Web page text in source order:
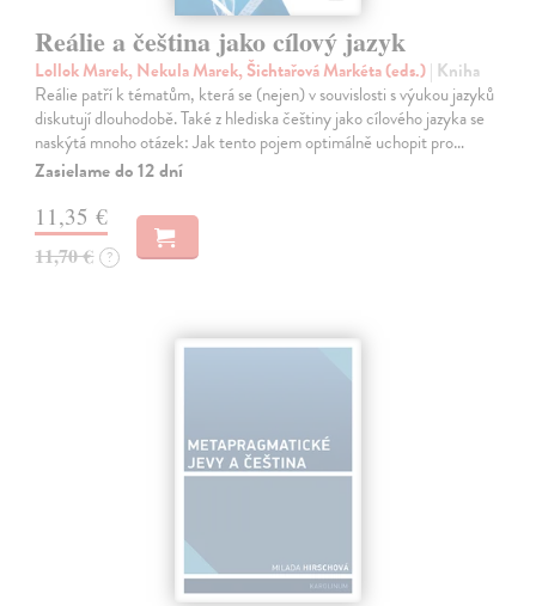
Reálie a čeština jako cílový jazyk
Lollok Marek, Nekula Marek, Šichtařová Markéta (eds.)| Kniha
Reálie patří k tématům, která se (nejen) v souvislosti s výukou jazyků
diskutují dlouhodobě. Také z hlediska češtiny jako cílového jazyka se
naskýtá mnoho otázek: Jak tento pojem optimálně uchopit pro…
Zasielame do 12 dní
11,35 €
11,70 € ?